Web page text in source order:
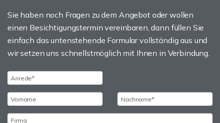
Sie haben noch Fragen zu dem Angebot oder wollen
einen Besichtigungstermin vereinbaren, dann füllen Sie
einfach das untenstehende Formular vollständig aus und
wir setzen uns schnellstmöglich mit Ihnen in Verbindung.